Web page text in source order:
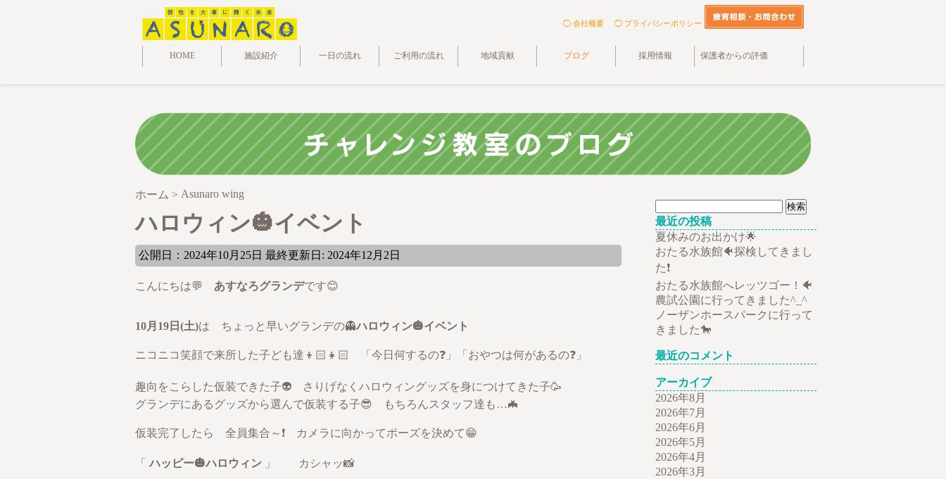
◯ 会社概要 ◯ プライバシーポリシー
HOME 施設紹介 一日の流れ ご利用の流れ 地域貢献 ブログ 採用情報 保護者からの評価
ホーム > Asunaro wing
ハロウィン🎃イベント
公開日：2024年10月25日 最終更新日: 2024年12月2日
こんにちは💬 あすなろグランデです😊
10月19日(土)は ちょっと早いグランデの👻ハロウィン🎃イベント
ニコニコ笑顔で来所した子ども達👦🏻👧🏻 「今日何するの❓」「おやつは何があるの❓」
趣向をこらした仮装できた子👽 さりげなくハロウィングッズを身につけてきた子🥳
グランデにあるグッズから選んで仮装する子😎 もちろんスタッフ達も…🦇
仮装完了したら 全員集合～❗ カメラに向かってポーズを決めて😁
「ハッピー🎃ハロウィン 」 カシャッ📸
索:
最近の投稿
夏休みのお出かけ🌟
おたる水族館🐠探検してきまし
た❗
おたる水族館へレッツゴー！🐠
農試公園に行ってきました^_^
ノーザンホースパークに行って
きました🐎
最近のコメント
アーカイブ
2026年8月
2026年7月
2026年6月
2026年5月
2026年4月
2026年3月